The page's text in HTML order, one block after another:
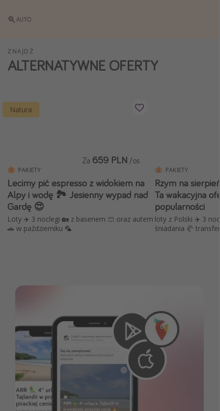
Sylwester za granicą
Wszystkie
Newsy, ciekawostki, porady podróżnicze
Najlepsze aplikacje podróżnicze
Kalendarz podróży
AUTO
ZNAJDŹ
ALTERNATYWNE OFERTY
Natura
PAKIETY
Lecimy pić espresso z widokiem na
Alpy i wodę 🏞️ Jesienny wypad nad
Gardę 😍
Loty ✈️ 3 noclegi 🏡 z basenem 🩳 oraz autem
🚗 w październiku 🦜
Za 659 PLN /os
PAKIETY
Rzym na
Ta wakacyjna
popularności
loty z Polski ✈️ 3
śniadania 🥐